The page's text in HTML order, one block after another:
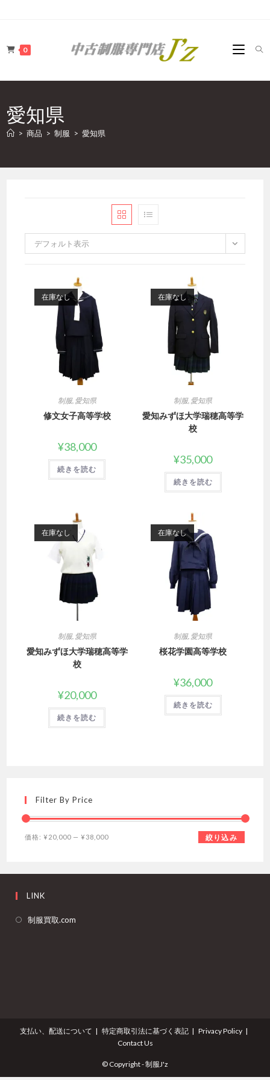
へ
キ
0
愛知県
> 商品 > 制服 > 愛知県
デフォルト表示
在庫なし
制服, 愛知県
修文女子高等学校
¥38,000
続きを読む
在庫なし
制服, 愛知県
愛知みずほ大学瑞穂高等学
校
¥35,000
続きを読む
在庫なし
制服, 愛知県
愛知みずほ大学瑞穂高等学
校
¥20,000
続きを読む
在庫なし
制服, 愛知県
桜花学園高等学校
¥36,000
続きを読む
Filter By Price
最
格
最
格
絞り込み
価格:¥20,000 —¥38,000
LINK
制服買取.com
支払い、配送について 特定商取引法に基づく表記
Privacy Policy
Contact Us
© Copyright - 制服J'z